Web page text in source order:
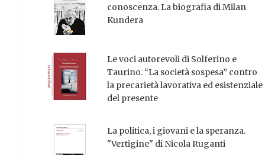
conoscenza. La biografia di Milan
Kundera
Le voci autorevoli di Solferino e
Taurino. “La società sospesa” contro
la precarietà lavorativa ed esistenziale
del presente
La politica, i giovani e la speranza.
"Vertigine" di Nicola Ruganti